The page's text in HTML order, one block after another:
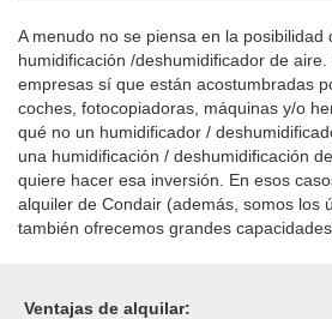
A menudo no se piensa en la posibilidad
humidificación /deshumidificador de
empresas sí que están acostumbradas
coches, fotocopiadoras, máquinas y/o
qué no un humidificador /
una humidificación / deshumidificación
quiere hacer esa inversión. En esos
alquiler de Condair (además, somos los
también ofrecemos grandes
Ventajas de alquilar: